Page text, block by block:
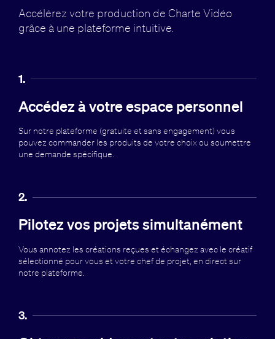
Accélérez votre production de Charte Vidéo
grâce à une plateforme intuitive.
1.
Accédez à votre espace personnel
Sur notre plateforme (gratuite et sans engagement) vous
pouvez commander les produits de votre choix ou soumettre
une demande spécifique.
2.
Pilotez vos projets simultanément
Vous annotez les créations reçues et échangez avec le créatif
sélectionné pour vous et votre chef de projet, en direct sur
notre plateforme.
3.